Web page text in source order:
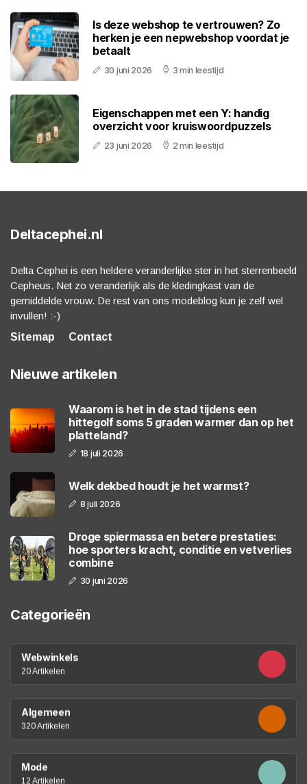
Is deze webshop te vertrouwen? Zo
herken je een nepwebshop voordat je
betaalt
30 juni 2026 3 min leestijd
Eigenschappen met een Y: handig
overzicht voor kruiswoordpuzzels
23 juni 2026 2 min leestijd
Deltacephei.nl
Delta Cephei is een heldere veranderlijke ster in het sterrenbeeld
Cepheus. Net zo veranderlijk als de kledingkast van de
gemiddelde vrouw. De rest van ons modeblog kun je zelf wel
invullen! :-)
Sitemap
Contact
Nieuwe artikelen
Waarom is het in de stad tijdens een
hittegolf soms 5 graden warmer dan op het
platteland?
18 juli 2026
Welk dekbed houdt je het warmst?
8 juli 2026
Droge spiermassa en betere prestaties:
hoe sporters kracht, conditie en vetverlies
combine
30 juni 2026
Categorieën
Webwinkels
20 Artikelen
Algemeen
320 Artikelen
Mode
12 Artikelen